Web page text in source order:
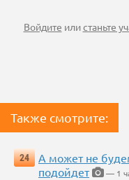
Войдите илистаньте
Также смотрите:
24
А может не
подойдет
— 1